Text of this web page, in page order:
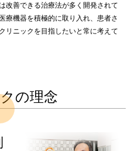
改善できる治療法が多く開発されて
療機器を積極的に取り入れ、患者さ
リニックを目指したいと常に考えて
の理念